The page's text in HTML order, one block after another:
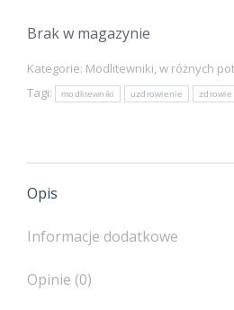
Brak w magazynie
Kategorie: Modlitewniki, w różnych
Tagi:
modlitewniki uzdrowienie zdrowie
Opis
Informacje dodatkowe
Opinie (0)